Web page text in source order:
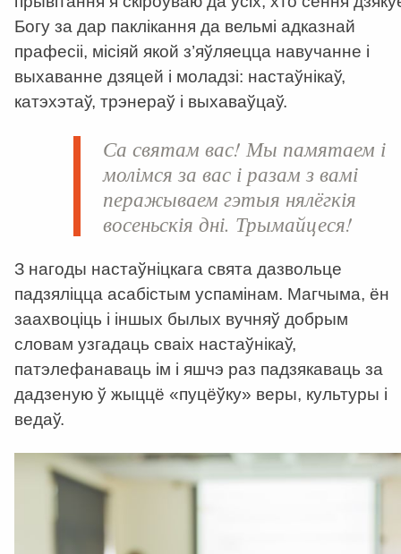
Богу за дар паклікання да вельмі адказнай
прафесіі, місіяй якой з’яўляецца навучанне і
выхаванне дзяцей і моладзі: настаўнікаў,
катэхэтаў, трэнераў і выхаваўцаў.
Са святам вас! Мы памятаем і
молімся за вас і разам з вамі
перажываем гэтыя нялёгкія
восеньскія дні. Трымайцеся!
З нагоды настаўніцкага свята дазвольце
падзяліцца асабістым успамінам. Магчыма, ён
заахвоціць і іншых былых вучняў добрым
словам узгадаць сваіх настаўнікаў,
патэлефанаваць ім і яшчэ раз падзякаваць за
дадзеную ў жыццё «пуцёўку» веры, культуры і
ведаў.